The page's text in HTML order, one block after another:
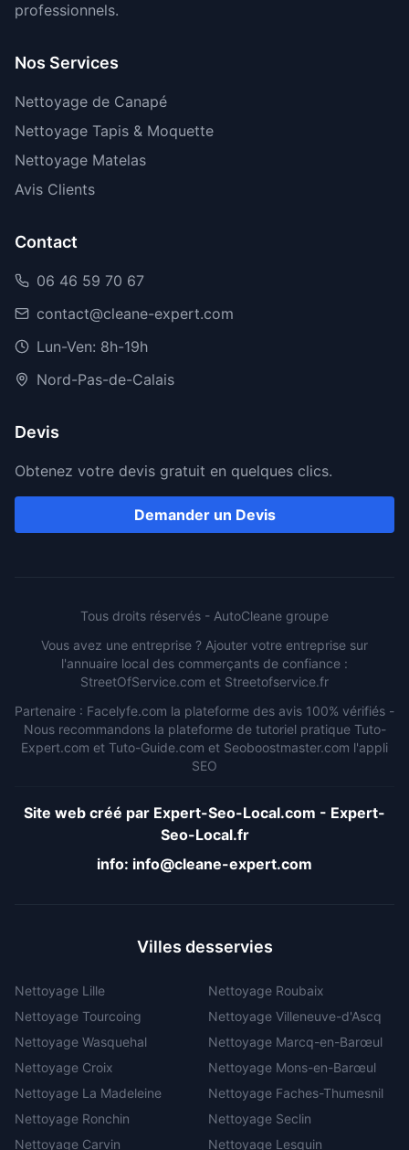
professionnels.
Nos Services
Nettoyage de Canapé
Nettoyage Tapis & Moquette
Nettoyage Matelas
Avis Clients
Contact
06 46 59 70 67
contact@cleane-expert.com
Lun-Ven: 8h-19h
Nord-Pas-de-Calais
Devis
Obtenez votre devis gratuit en quelques clics.
Demander un Devis
Tous droits réservés - AutoCleane groupe
Vous avez une entreprise ? Ajouter votre entreprise sur
l'annuaire local des commerçants de confiance :
StreetOfService.com et Streetofservice.fr
Partenaire : Facelyfe.com la plateforme des avis 100% vérifiés -
Nous recommandons la plateforme de tutoriel pratique Tuto-
Expert.com et Tuto-Guide.com et Seoboostmaster.com l'appli
SEO
Site web créé par Expert-Seo-Local.com - Expert-
Seo-Local.fr
info: info@cleane-expert.com
Villes desservies
Nettoyage Lille Nettoyage Roubaix
Nettoyage Tourcoing Nettoyage Villeneuve-d'Ascq
Nettoyage Wasquehal Nettoyage Marcq-en-Barœul
Nettoyage Croix Nettoyage Mons-en-Barœul
Nettoyage La Madeleine Nettoyage Faches-Thumesnil
Nettoyage Ronchin Nettoyage Seclin
Nettoyage Carvin Nettoyage Lesquin